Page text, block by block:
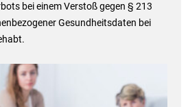
bei einem Verstoß gegen § 213
Gesundheitsdaten bei